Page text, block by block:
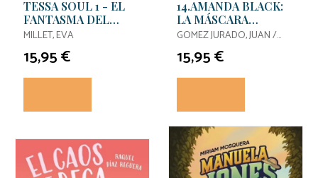
TESSA SOUL 1 - EL
FANTASMA DEL
BAILE
MILLET, EVA
15,95 €
14.AMANDA BLACK:
LA MÁSCARA
MAESTRA
GOMEZ JURADO, JUAN /
MONTES, BARBARA
15,95 €